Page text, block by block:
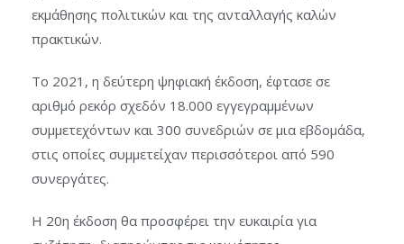
εκμάθησης πολιτικών και της ανταλλαγής καλών
πρακτικών.
Το 2021, η δεύτερη ψηφιακή έκδοση, έφτασε σε
αριθμό ρεκόρ σχεδόν 18.000 εγγεγραμμένων
συμμετεχόντων και 300 συνεδριών σε μια εβδομάδα,
στις οποίες συμμετείχαν περισσότεροι από 590
συνεργάτες.
Η 20η έκδοση θα προσφέρει την ευκαιρία για